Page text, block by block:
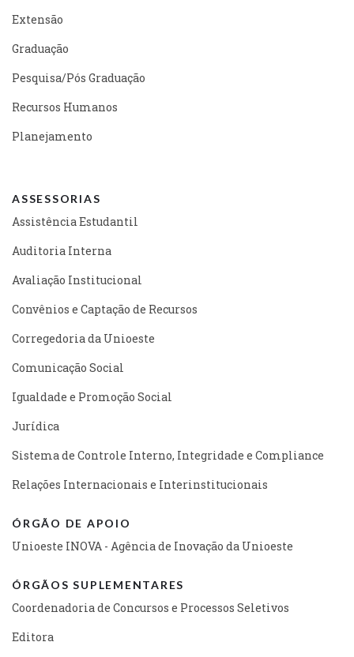
Extensão
Graduação
Pesquisa/Pós Graduação
Recursos Humanos
Planejamento
ASSESSORIAS
Assistência Estudantil
Auditoria Interna
Avaliação Institucional
Convênios e Captação de Recursos
Corregedoria da Unioeste
Comunicação Social
Igualdade e Promoção Social
Jurídica
Sistema de Controle Interno, Integridade e Compliance
Relações Internacionais e Interinstitucionais
ÓRGÃO DE APOIO
Unioeste INOVA - Agência de Inovação da Unioeste
ÓRGÃOS SUPLEMENTARES
Coordenadoria de Concursos e Processos Seletivos
Editora